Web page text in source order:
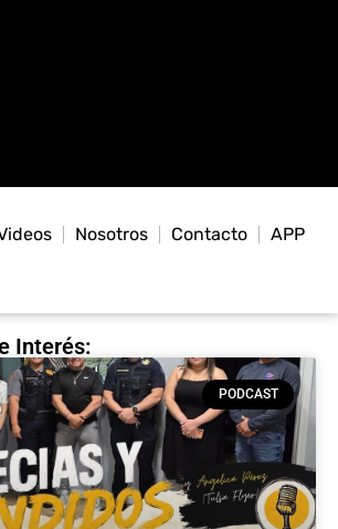
Nosotros Contacto APP
Interés:
PODCAST